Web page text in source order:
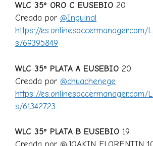
WLC 35º ORO C EUSEBIO 20
Creada por @Inguinal
https://es.onlinesoccermanager.com/
s/69395849
WLC 35º PLATA A EUSEBIO 20
Creada por @chuachenege
https://es.onlinesoccermanager.com/
s/61342723
WLC 35º PLATA B EUSEBIO 19